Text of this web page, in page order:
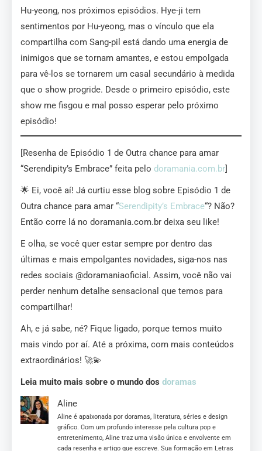
Hu-yeong, nos próximos episódios. Hye-ji tem
sentimentos por Hu-yeong, mas o vínculo que ela
compartilha com Sang-pil está dando uma energia de
inimigos que se tornam amantes, e estou empolgada
para vê-los se tornarem um casal secundário à medida
que o show progride. Desde o primeiro episódio, este
show me fisgou e mal posso esperar pelo próximo
episódio!
[Resenha de Episódio 1 de Outra chance para amar
“Serendipity’s Embrace” feita pelo doramania.com.br]
🌟 Ei, você aí! Já curtiu esse blog sobre Episódio 1 de
Outra chance para amar “Serendipity’s Embrace“? Não?
Então corre lá no doramania.com.br deixa seu like!
E olha, se você quer estar sempre por dentro das
últimas e mais empolgantes novidades, siga-nos nas
redes sociais @doramaniaoficial. Assim, você não vai
perder nenhum detalhe sensacional que temos para
compartilhar!
Ah, e já sabe, né? Fique ligado, porque temos muito
mais vindo por aí. Até a próxima, com mais conteúdos
extraordinários! 🚀💫
Leia muito mais sobre o mundo dos doramas
Aline
Aline é apaixonada por doramas, literatura, séries e design
gráfico. Com um profundo interesse pela cultura pop e
entretenimento, Aline traz uma visão única e envolvente em
cada resenha e artigo que escreve. Sua formação em Letras